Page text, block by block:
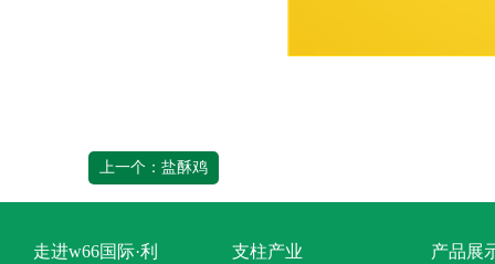
上一个：盐酥鸡
走进w66国际·利
支柱产业 产品展